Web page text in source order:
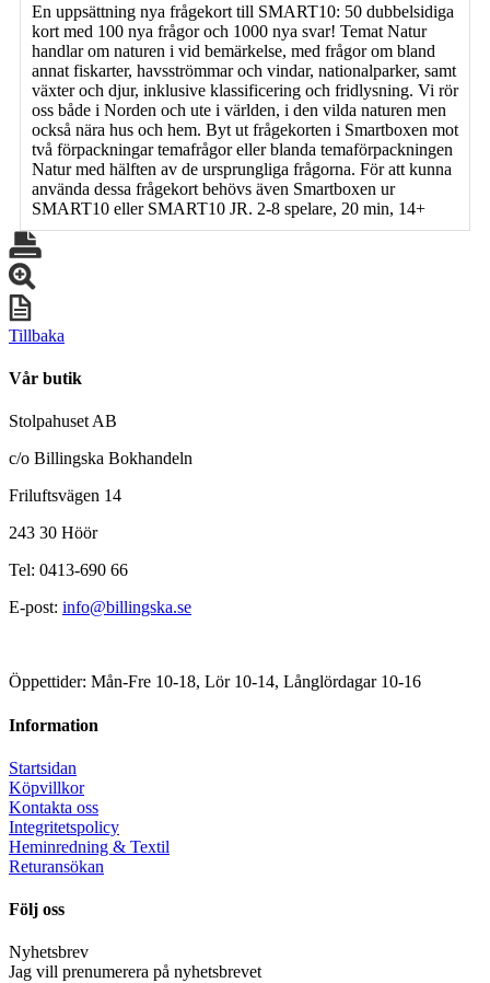
En uppsättning nya frågekort till SMART10: 50 dubbelsidiga
kort med 100 nya frågor och 1000 nya svar! Temat Natur
handlar om naturen i vid bemärkelse, med frågor om bland
annat fiskarter, havsströmmar och vindar, nationalparker, samt
växter och djur, inklusive klassificering och fridlysning. Vi rör
oss både i Norden och ute i världen, i den vilda naturen men
också nära hus och hem. Byt ut frågekorten i Smartboxen mot
två förpackningar temafrågor eller blanda temaförpackningen
Natur med hälften av de ursprungliga frågorna. För att kunna
använda dessa frågekort behövs även Smartboxen ur
SMART10 eller SMART10 JR. 2-8 spelare, 20 min, 14+
Tillbaka
Vår butik
Stolpahuset AB
c/o Billingska Bokhandeln
Friluftsvägen 14
243 30 Höör
Tel: 0413-690 66
E-post: info@billingska.se
Öppettider: Mån-Fre 10-18, Lör 10-14, Långlördagar 10-16
Information
Startsidan
Köpvillkor
Kontakta oss
Integritetspolicy
Heminredning & Textil
Returansökan
Följ oss
Nyhetsbrev
Jag vill prenumerera på nyhetsbrevet